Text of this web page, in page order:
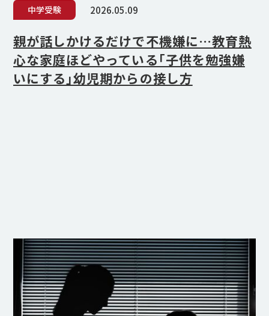
中学受験 2026.05.09
親が話しかけるだけで不機嫌に…教育熱
心な家庭ほどやっている｢子供を勉強嫌
いにする｣幼児期からの接し方